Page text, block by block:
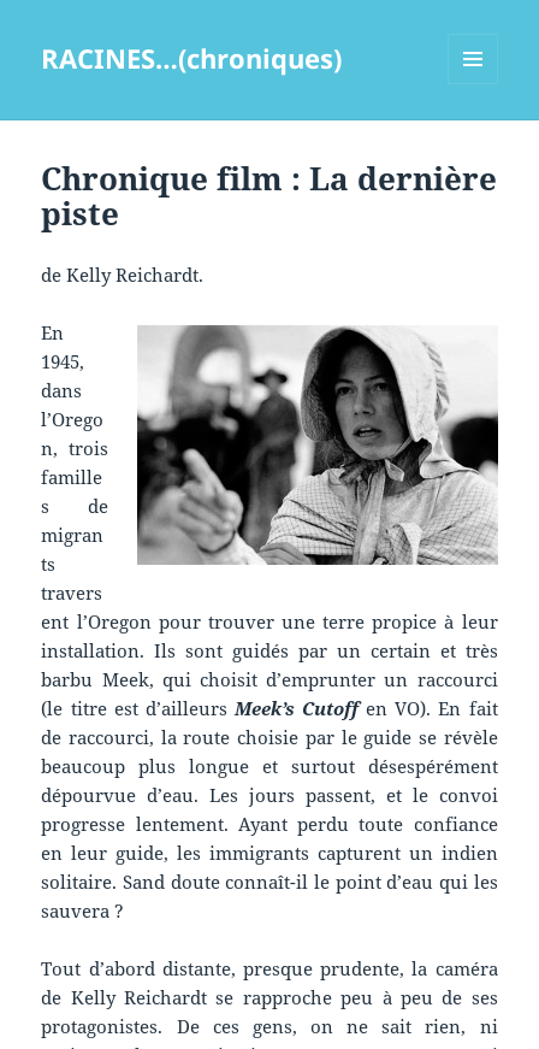
RACINES…(chroniques)
Chronique film : La dernière
piste
de Kelly Reichardt.
En
1945,
dans
l’Orego
n, trois
famille
s de
migran
ts
travers
ent l’Oregon pour trouver une terre propice à leur
installation. Ils sont guidés par un certain et très
barbu Meek, qui choisit d’emprunter un raccourci
(le titre est d’ailleursMeek’s Cutoffen VO). En fait
de raccourci, la route choisie par le guide se révèle
beaucoup plus longue et surtout désespérément
dépourvue d’eau. Les jours passent, et le convoi
progresse lentement. Ayant perdu toute confiance
en leur guide, les immigrants capturent un indien
solitaire. Sand doute connaît-il le point d’eau qui les
sauvera ?
Tout d’abord distante, presque prudente, la caméra
de Kelly Reichardt se rapproche peu à peu de ses
protagonistes. De ces gens, on ne sait rien, ni